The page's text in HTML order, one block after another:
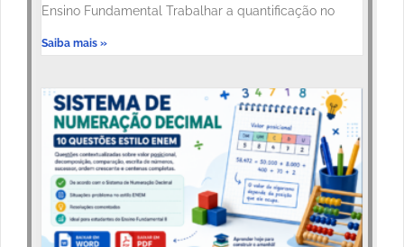
Ensino Fundamental Trabalhar a quantificação no
Saiba mais »